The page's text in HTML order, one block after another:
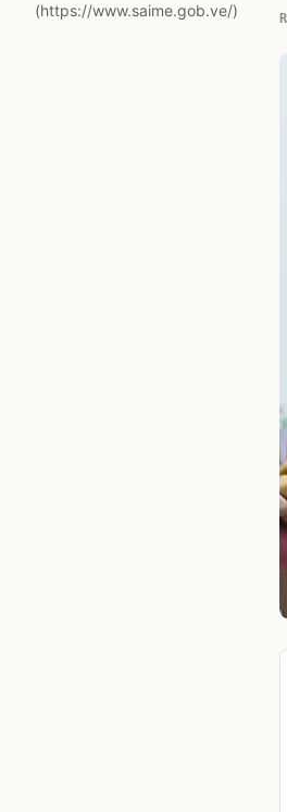
(https://www.saime.gob.ve/)